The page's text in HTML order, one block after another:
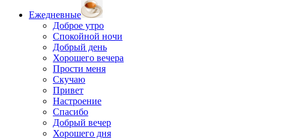
Ежедневные
Доброе утро
Спокойной ночи
Добрый день
Хорошего вечера
Прости меня
Скучаю
Привет
Настроение
Спасибо
Добрый вечер
Хорошего дня